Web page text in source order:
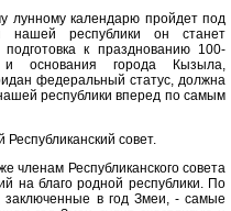
лунному календарю пройдет под
республики он станет
к празднованию 100-
основания города Кызыла,
федеральный статус, должна
республики вперед по самым
Республиканский совет.
членам Республиканского совета
на благо родной республики. По
заключенные в год Змеи, - самые